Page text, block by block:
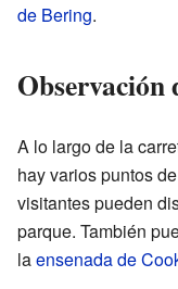
de Bering.
Observación
A lo largo de la
hay varios puntos
visitantes pueden
parque. También
laensenada de